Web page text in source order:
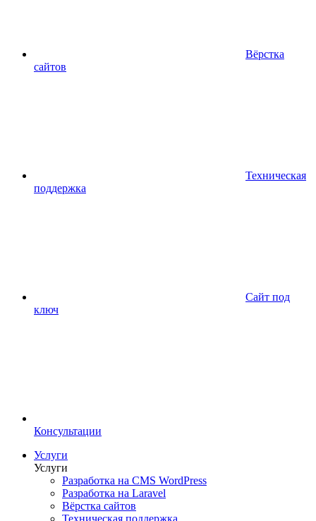
Вёрстка
сайтов
Техническая
поддержка
Сайт под
ключ
Консультации
Услуги
Услуги
Разработка на CMS WordPress
Разработка на Laravel
Вёрстка сайтов
Техническая поддержка